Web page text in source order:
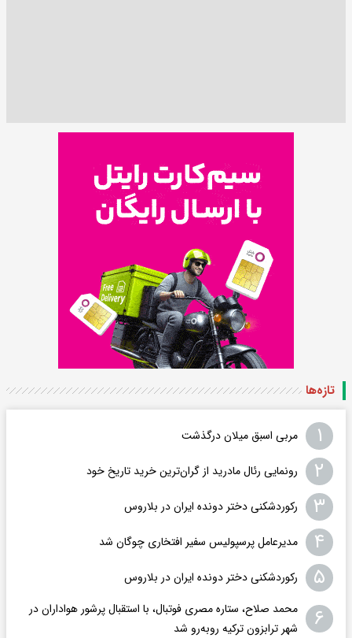
تازه‌ها
۱ مربی اسبق میلان درگذشت
۲ رونمایی رئال مادرید از گران‌ترین خرید تاریخ خود
۳ رکوردشکنی دختر دونده ایران در بلاروس
۴ مدیرعامل پرسپولیس سفیر افتخاری چوگان شد
۵ رکوردشکنی دختر دونده ایران در بلاروس
۶
محمد صلاح، ستاره مصری فوتبال، با استقبال پرشور هواداران در
شهر ترابزون ترکیه روبه‌رو شد